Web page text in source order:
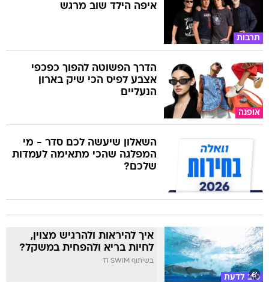
תרבות
איפה הילד שוב מרגש
אופנה
הדרך הפשוטה להפוך כפכפי
אצבע לפיס הכי שיק בארון
הנעליים
השאלון שיעשה לכם סדר - מי
המפלגה שהכי מתאימה לעמדות
שלכם?
טוב לדעת
איך להיראות ולהרגיש מצוין,
לחיות בריא ולהפחית במשקל?
בשיתוף TI SWIM